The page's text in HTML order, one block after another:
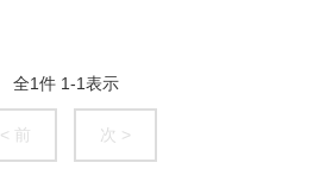
全1件 1-1表示
< 前 次 >